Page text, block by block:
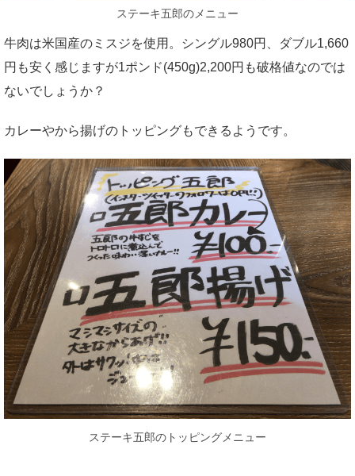
ステーキ五郎のメニュー
牛肉は米国産のミスジを使用。シングル980円、ダブル1,660
円も安く感じますが1ポンド(450g)2,200円も破格値なのでは
ないでしょうか？
カレーやから揚げのトッピングもできるようです。
ステーキ五郎のトッピングメニュー